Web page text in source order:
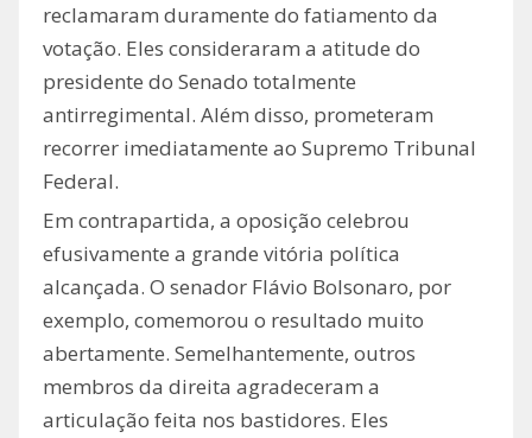
reclamaram duramente do fatiamento da
votação. Eles consideraram a atitude do
presidente do Senado totalmente
antirregimental. Além disso, prometeram
recorrer imediatamente ao Supremo Tribunal
Federal.
Em contrapartida, a oposição celebrou
efusivamente a grande vitória política
alcançada. O senador Flávio Bolsonaro, por
exemplo, comemorou o resultado muito
abertamente. Semelhantemente, outros
membros da direita agradeceram a
articulação feita nos bastidores. Eles